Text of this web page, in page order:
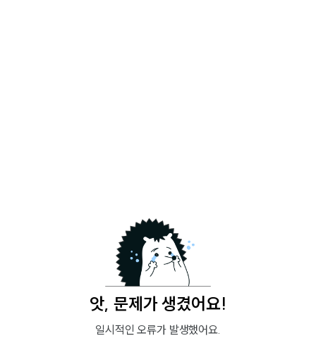
앗, 문제가 생겼어요!
일시적인 오류가 발생했어요.